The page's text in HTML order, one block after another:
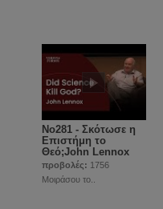
No281 - Σκότωσε η
Επιστήμη το
Θεό;John Lennox
προβολές: 1756
Μοιράσου το..